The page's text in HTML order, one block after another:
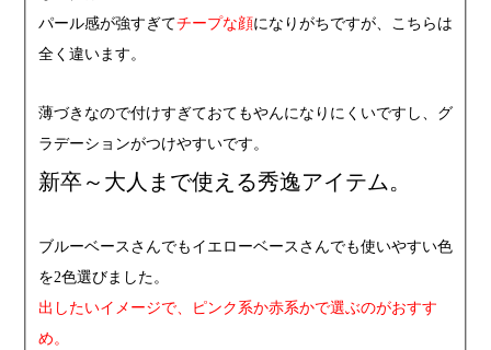
パール感が強すぎてチープな顔になりがちですが、こちらは
全く違います。
薄づきなので付けすぎておてもやんになりにくいですし、グ
ラデーションがつけやすいです。
新卒～大人まで使える秀逸アイテム。
ブルーベースさんでもイエローベースさんでも使いやすい色
を2色選びました。
出したいイメージで、ピンク系か赤系かで選ぶのがおすす
め。